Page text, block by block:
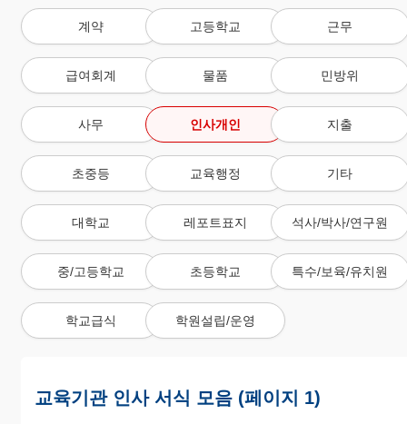
계약 고등학교 근무
급여회계 물품 민방위
사무 인사개인 지출
초중등 교육행정 기타
대학교 레포트표지 석사/박사/연구원
중/고등학교 초등학교 특수/보육/유치원
학교급식 학원설립/운영
교육기관 인사 서식 모음 (페이지 1)